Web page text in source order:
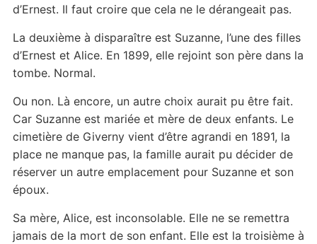
d’Ernest. Il faut croire que cela ne le dérangeait pas.
La deuxième à disparaître est Suzanne, l’une des filles
d’Ernest et Alice. En 1899, elle rejoint son père dans la
tombe. Normal.
Ou non. Là encore, un autre choix aurait pu être fait.
Car Suzanne est mariée et mère de deux enfants. Le
cimetière de Giverny vient d’être agrandi en 1891, la
place ne manque pas, la famille aurait pu décider de
réserver un autre emplacement pour Suzanne et son
époux.
Sa mère, Alice, est inconsolable. Elle ne se remettra
jamais de la mort de son enfant. Elle est la troisième à